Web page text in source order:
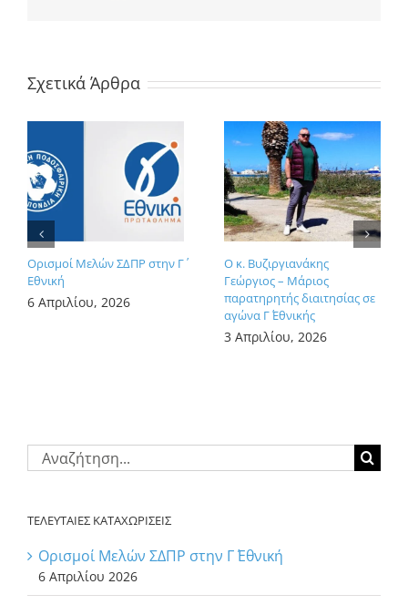
Σχετικά Άρθρα
Ορισμοί Μελών ΣΔΠΡ στην Γ΄
Εθνική
6 Απριλίου, 2026
Ο κ. Βυζιργιανάκης
Γεώργιος – Μάριος
παρατηρητής διαιτησίας σε
αγώνα Γ΄ Εθνικής
3 Απριλίου, 2026
Αναζήτηση
για:
ΤΕΛΕΥΤΑΙΕΣ ΚΑΤΑΧΩΡΙΣΕΙΣ
Ορισμοί Μελών ΣΔΠΡ στην Γ΄ Εθνική
6 Απριλίου 2026